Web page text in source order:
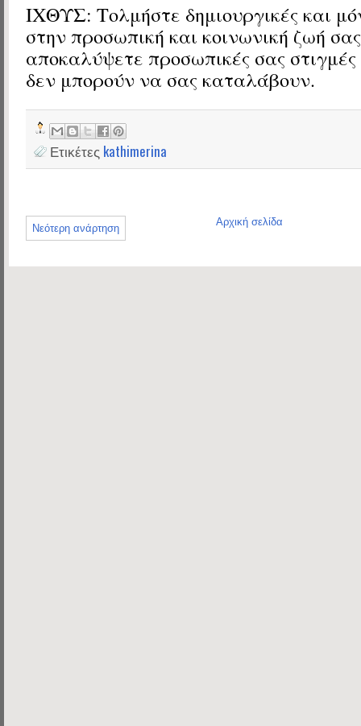
ΙΧΘΥΣ: Τολμήστε δημιουργικές και
στην προσωπική και κοινωνική ζωή
αποκαλύψετε προσωπικές σας
δεν μπορούν να σας καταλάβουν.
Ετικέτες kathimerina
Νεότερη ανάρτηση
Αρχική σελίδα